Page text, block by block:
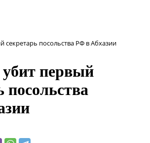
секретарь посольства РФ в Абхазии
первый
посольства